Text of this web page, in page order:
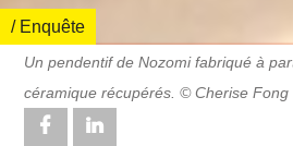
/ Enquête
Un pendentif de Nozomi fabriqué à
céramique récupérés. © Cherise Fong